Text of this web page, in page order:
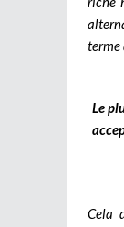
terme
Le
Cela